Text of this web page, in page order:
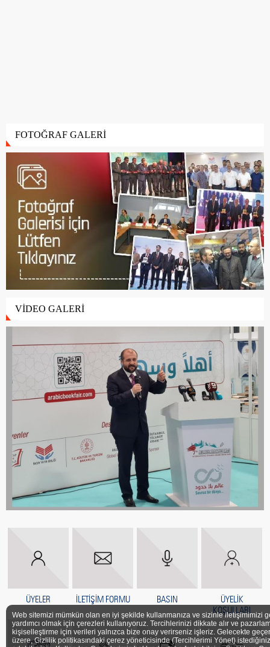
FOTOĞRAF GALERİ
VİDEO GALERİ
ÜYELER İLETİŞİM FORMU BASIN
ÜYELİK
KOŞULLARI
Web sitemizi mümkün olan en iyi şekilde kullanmanıza ve sizinle iletişimimizi
yardımcı olmak için çerezleri kullanıyoruz. Tercihlerinizi dikkate alır ve
kişiselleştirme için verileri yalnızca bize onay verirseniz işleriz. Gelecekte
üzere, Gizlilik politikasındaki çerez yöneticisinde (Tercihlerimi Yönet)